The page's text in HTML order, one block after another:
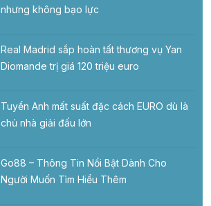
nhưng không bạo lực
Real Madrid sắp hoàn tất thương vụ Yan
Diomande trị giá 120 triệu euro
Tuyển Anh mất suất đặc cách EURO dù là
chủ nhà giải đấu lớn
Go88 – Thông Tin Nổi Bật Dành Cho
Người Muốn Tìm Hiểu Thêm